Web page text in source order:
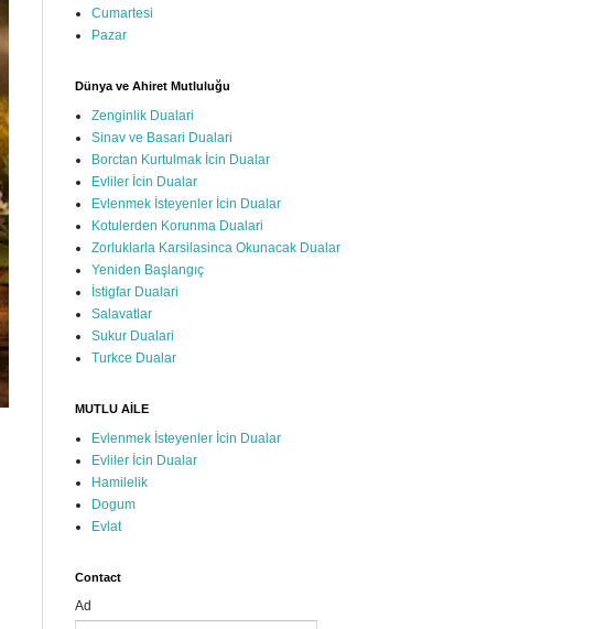
Cumartesi
Pazar
Dünya ve Ahiret Mutluluğu
Zenginlik Dualari
Sinav ve Basari Dualari
Borctan Kurtulmak İcin Dualar
Evliler İcin Dualar
Evlenmek İsteyenler İcin Dualar
Kotulerden Korunma Dualari
Zorluklarla Karsilasinca Okunacak Dualar
Yeniden Başlangıç
İstigfar Dualari
Salavatlar
Sukur Dualari
Turkce Dualar
MUTLU AİLE
Evlenmek İsteyenler İcin Dualar
Evliler İcin Dualar
Hamilelik
Dogum
Evlat
Contact
Ad